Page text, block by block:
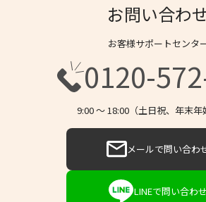
お問い合わ
お客様サポートセンタ
0120-
9:00 〜 18:00（土日祝、年末年
メールで問い合わ
LINEで問い合わせ